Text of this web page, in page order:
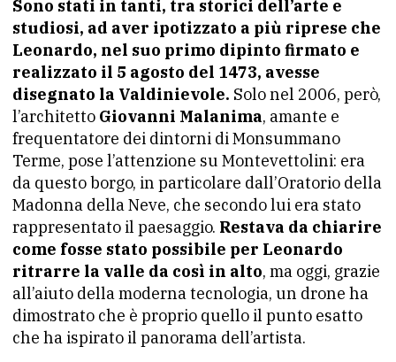
Sono stati in tanti, tra storici dell’arte e
studiosi, ad aver ipotizzato a più riprese che
Leonardo, nel suo primo dipinto firmato e
realizzato il 5 agosto del 1473, avesse
disegnato la Valdinievole. Solo nel 2006, però,
l’architetto Giovanni Malanima, amante e
frequentatore dei dintorni di Monsummano
Terme, pose l’attenzione su Montevettolini: era
da questo borgo, in particolare dall’Oratorio della
Madonna della Neve, che secondo lui era stato
rappresentato il paesaggio. Restava da chiarire
come fosse stato possibile per Leonardo
ritrarre la valle da così in alto, ma oggi, grazie
all’aiuto della moderna tecnologia, un drone ha
dimostrato che è proprio quello il punto esatto
che ha ispirato il panorama dell’artista.